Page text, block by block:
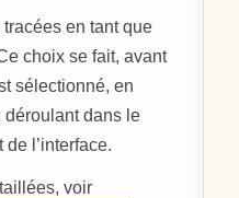
en tant que
choix se fait, avant
sélectionné, en
déroulant dans le
de l’interface.
voir